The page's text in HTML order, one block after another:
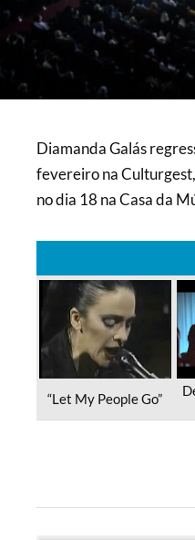
Diamanda Galás
fevereiro na
no dia 18 na Casa da
“Let My People Go”